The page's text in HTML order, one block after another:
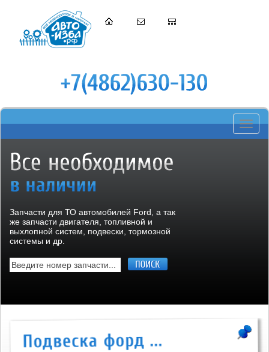
Toggle
Запчасти для ТО автомобилей Ford, а так
же запчасти двигателя, топливной и
выхлопной систем, подвески, тормозной
системы и др.